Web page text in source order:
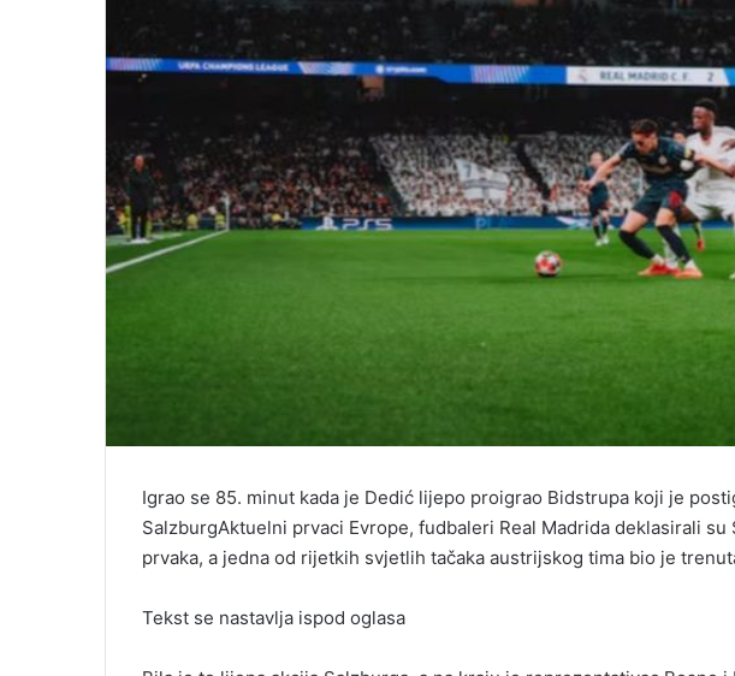
Igrao se 85. minut kada je Dedić lijepo proigrao Bidstrupa koji je
SalzburgAktuelni prvaci Evrope, fudbaleri Real Madrida deklasirali su
prvaka, a jedna od rijetkih svjetlih tačaka austrijskog tima bio je
Tekst se nastavlja ispod oglasa